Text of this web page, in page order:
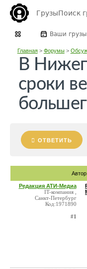
ГрузыПоиск
Ваши грузы
Главная> Форумы>
В
сроки
ОТВЕТИТЬ
Автор
Редакция АТИ-Медиа
IT-компания ,
Санкт-Петербург
Код:1971890
#1